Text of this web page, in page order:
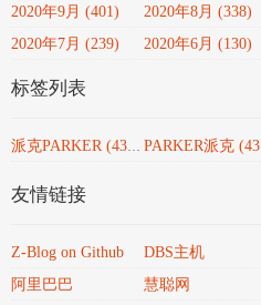
2020年9月 (401)
2020年8月 (338)
2020年7月 (239)
2020年6月 (130)
标签列表
派克PARKER(4351) PARKER派克 (4351)
友情链接
Z-Blog on Github
DBS主机
阿里巴巴
慧聪网